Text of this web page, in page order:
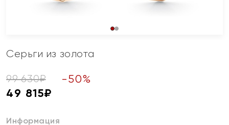
Серьги из золота
99 630₽ -50%
49 815₽
Информация